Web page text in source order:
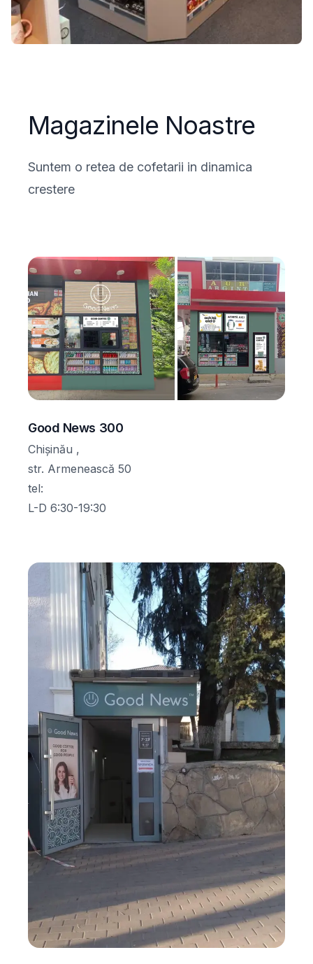
Magazinele Noastre
Suntem o retea de cofetarii in dinamica
crestere
Good News 300
Chișinău ,
str. Armenească 50
tel:
L-D 6:30-19:30